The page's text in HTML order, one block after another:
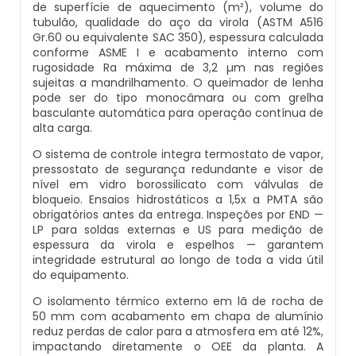
Caldeiras E Vasos De Pressão
Comprar Caldeira
Controle E Automação De Caldeiras
Curso De Segurança Na Operação De
Caldeiras
Curso Operação De Caldeira
Curso Treinamento De Segurança Na
Operação De Caldeiras
Economizador Para Caldeiras
Empresa De Serviços Caldeiraria
Inspeção Dimensional De Caldeiraria E
Tubulação
Inspeção Em Caldeiras
Inspeção Em Caldeiras Aquatubulares
Inspeção Inicial Em Caldeiras
Inspeção Nas Caldeiras
Inspeção Periodica Em Caldeiras
Plano De Inspeção De Caldeiras
Montagem De Caldeiras A Vapor
Montagem De Caldeiras Preço
Montagem De Caldeiras A Gás
Montagem De Caldeiras A Lenha
Montagem De Caldeiras A Pellets
Montagem De Caldeiras De Aquecimento
Montagem De Caldeiras Empresa
Preço Montagem De Caldeira A Gás
Distribuidor De Caldeira A Vapor
Empresa De Caldeira A Vapor
Fabrica De Caldeira A Vapor
Fabricante De Caldeira A Vapor
Ferro Com Caldeira A Vapor
Fornecedor De Caldeira A Vapor
Onde Comprar Caldeira A Vapor
Peças Para Caldeira A Vapor
Peças Para Caldeira A Gás
Queimador De Caldeira A Gás
Queimador Para Caldeira A Gás
Serviço De Manutenção Caldeira A Gás
Valor Caldeira A Gás
Venda Caldeira A Gás
Peças De Caldeiras
Melhor Caldeira Gás Natural
de superfície de aquecimento (m²), volume do
tubulão, qualidade do aço da virola (ASTM A516
Gr.60 ou equivalente SAC 350), espessura calculada
conforme ASME I e acabamento interno com
rugosidade Ra máxima de 3,2 µm nas regiões
sujeitas a mandrilhamento. O queimador de lenha
pode ser do tipo monocâmara ou com grelha
basculante automática para operação contínua de
alta carga.
O sistema de controle integra termostato de vapor,
pressostato de segurança redundante e visor de
nível em vidro borossilicato com válvulas de
bloqueio. Ensaios hidrostáticos a 1,5x a PMTA são
obrigatórios antes da entrega. Inspeções por END —
LP para soldas externas e US para medição de
espessura da virola e espelhos — garantem
integridade estrutural ao longo de toda a vida útil
do equipamento.
O isolamento térmico externo em lã de rocha de
50 mm com acabamento em chapa de alumínio
reduz perdas de calor para a atmosfera em até 12%,
impactando diretamente o OEE da planta. A